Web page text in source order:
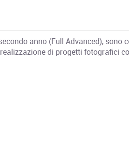
anno (Full Advanced), sono
di progetti fotografici